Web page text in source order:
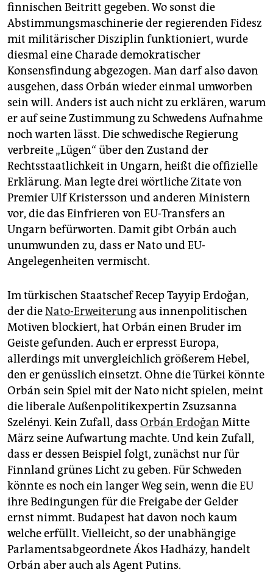
finnischen Beitritt gegeben. Wo sonst die
Abstimmungsmaschinerie der regierenden Fidesz
mit militärischer Disziplin funktioniert, wurde
diesmal eine Charade demokratischer
Konsensfindung abgezogen. Man darf also davon
ausgehen, dass Orbán wieder einmal umworben
sein will. Anders ist auch nicht zu erklären, warum
er auf seine Zustimmung zu Schwedens Aufnahme
noch warten lässt. Die schwedische Regierung
verbreite „Lügen“ über den Zustand der
Rechtsstaatlichkeit in Ungarn, heißt die offizielle
Erklärung. Man legte drei wörtliche Zitate von
Premier Ulf Kristersson und anderen Ministern
vor, die das Einfrieren von EU-Transfers an
Ungarn befürworten. Damit gibt Orbán auch
unumwunden zu, dass er Nato und EU-
Angelegenheiten vermischt.
Im türkischen Staatschef Recep Tayyip Erdoğan,
der dieNato-Erweiterungaus innenpolitischen
Motiven blockiert, hat Orbán einen Bruder im
Geiste gefunden. Auch er erpresst Europa,
allerdings mit unvergleichlich größerem Hebel,
den er genüsslich einsetzt. Ohne die Türkei könnte
Orbán sein Spiel mit der Nato nicht spielen, meint
die liberale Außenpolitikexpertin Zsuzsanna
Szelényi. Kein Zufall, dass Orbán Erdoğan Mitte
März seine Aufwartung machte. Und kein Zufall,
dass er dessen Beispiel folgt, zunächst nur für
Finnland grünes Licht zu geben. Für Schweden
könnte es noch ein langer Weg sein, wenn die EU
ihre Bedingungen für die Freigabe der Gelder
ernst nimmt. Budapest hat davon noch kaum
welche erfüllt. Vielleicht, so der unabhängige
Parlamentsabgeordnete Ákos Hadházy, handelt
Orbán aber auch als Agent Putins.